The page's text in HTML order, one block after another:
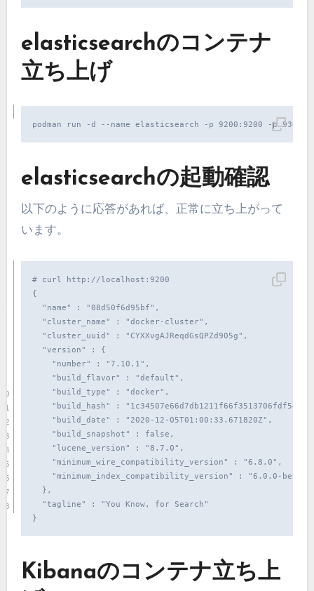
elasticsearchのコンテナ
立ち上げ
podman run -d --name elasticsearch -p 9200:9200 -p
elasticsearchの起動確認
以下のように応答があれば、正常に立ち上がって
います。
# curl http://localhost:9200
{
  "name" : "08d50f6d95bf",
  "cluster_name" : "docker-cluster",
  "cluster_uuid" : "CYXXvgAJReqdGsQPZd905g",
  "version" : {
    "number" : "7.10.1",
    "build_flavor" : "default",
    "build_type" : "docker",
"build_hash" :
    "build_date" : "2020-12-05T01:00:33.671820Z",
    "build_snapshot" : false,
    "lucene_version" : "8.7.0",
    "minimum_wire_compatibility_version" : "6.8.0",
    "minimum_index_compatibility_version" : "6.0.0-beta1"
  },
  "tagline" : "You Know, for Search"
}
Kibanaのコンテナ立ち上